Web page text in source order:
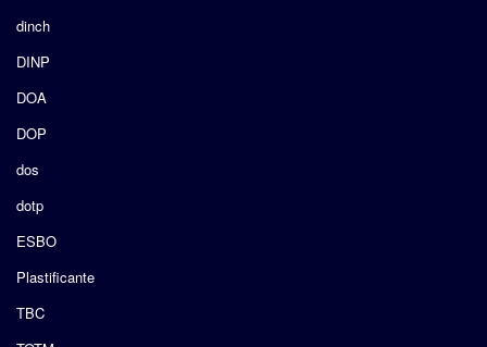
dinch
DINP
DOA
DOP
dos
dotp
ESBO
Plastificante
TBC